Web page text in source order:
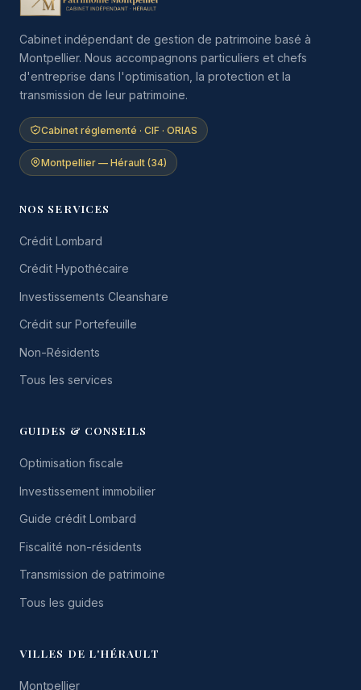
Cabinet indépendant de gestion de patrimoine basé à
Montpellier. Nous accompagnons particuliers et chefs
d'entreprise dans l'optimisation, la protection et la
transmission de leur patrimoine.
Cabinet réglementé · CIF · ORIAS
Montpellier — Hérault (34)
NOS SERVICES
Crédit Lombard
Crédit Hypothécaire
Investissements Cleanshare
Crédit sur Portefeuille
Non-Résidents
Tous les services
GUIDES & CONSEILS
Optimisation fiscale
Investissement immobilier
Guide crédit Lombard
Fiscalité non-résidents
Transmission de patrimoine
Tous les guides
VILLES DE L'HÉRAULT
Montpellier